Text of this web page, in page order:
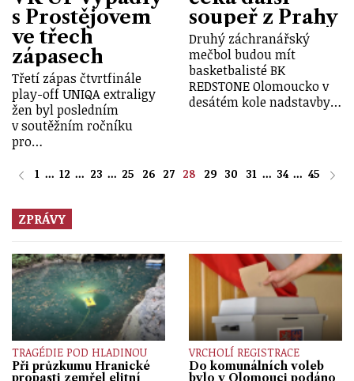
s Prostějovem
ve třech
zápasech
Třetí zápas čtvrtfinále
play-off UNIQA extraligy
žen byl posledním
v soutěžním ročníku
pro…
soupeř z Prahy
Druhý záchranářský
mečbol budou mít
basketbalisté BK
REDSTONE Olomoucko v
desátém kole nadstavby…
1 ... 12 ... 23 ... 25 26 27 28 29 30 31 ... 34 ... 45
ZPRÁVY
TRAGÉDIE POD HLADINOU
Při průzkumu Hranické
propasti zemřel elitní
VRCHOLÍ REGISTRACE
Do komunálních voleb
bylo v Olomouci podáno